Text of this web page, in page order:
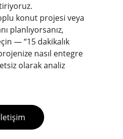
konut projesi veya
planlıyorsanız,
— “15 dakikalık
nasıl entegre
olarak analiz